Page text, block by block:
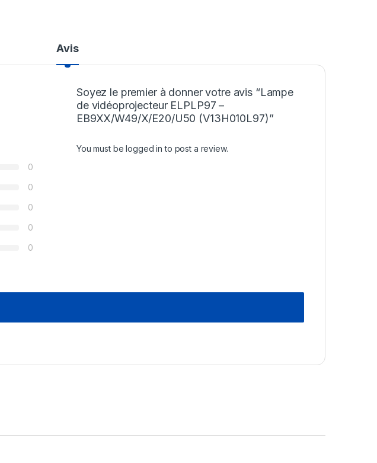
Avis
0
0
0
0
0
Soyez le premier à donner votre avis “Lampe
de vidéoprojecteur ELPLP97 –
EB9XX/W49/X/E20/U50 (V13H010L97)”
You must belogged in to post a review.